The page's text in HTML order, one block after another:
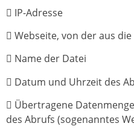
 IP-Adresse
 Webseite, von der aus
 Name der Datei
 Datum und Uhrzeit des
 Übertragene
des Abrufs (sogenanntes